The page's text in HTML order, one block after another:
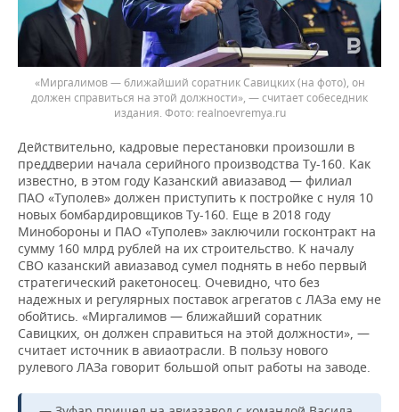
«Миргалимов — ближайший соратник Савицких (на фото), он
должен справиться на этой должности», — считает собеседник
издания. Фото: realnoevremya.ru
Действительно, кадровые перестановки произошли в
преддверии начала серийного производства Ту-160. Как
известно, в этом году Казанский авиазавод — филиал
ПАО «Туполев» должен приступить к постройке с нуля 10
новых бомбардировщиков Ту-160. Еще в 2018 году
Минобороны и ПАО «Туполев» заключили госконтракт на
сумму 160 млрд рублей на их строительство. К началу
СВО казанский авиазавод сумел поднять в небо первый
стратегический ракетоносец. Очевидно, что без
надежных и регулярных поставок агрегатов с ЛАЗа ему не
обойтись. «Миргалимов — ближайший соратник
Савицких, он должен справиться на этой должности», —
считает источник в авиаотрасли. В пользу нового
рулевого ЛАЗа говорит большой опыт работы на заводе.